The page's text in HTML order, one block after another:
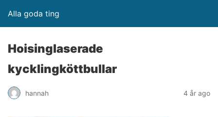
Alla goda ting
Hoisinglaserade
kycklingköttbullar
hannah 4 år ago